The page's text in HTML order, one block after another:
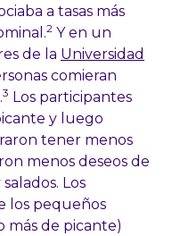
a tasas más
2 Y en un
de la Universidad
comieran
3 Los participantes
y luego
tener menos
menos deseos de
Los
los pequeños
más de picante)